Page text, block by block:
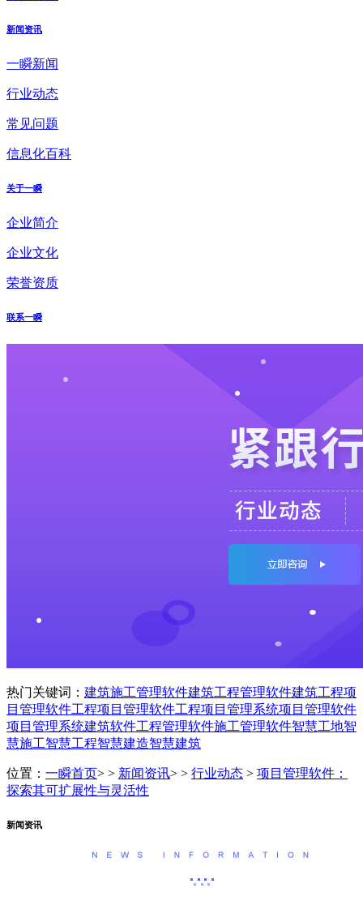
新闻资讯
一瞬新闻
行业动态
常见问题
信息化百科
关于一瞬
企业简介
企业文化
荣誉资质
联系一瞬
热门关键词： 建筑施工管理软件建筑工程管理软件建筑工程项
目管理软件工程项目管理软件工程项目管理系统项目管理软件
项目管理系统建筑软件工程管理软件施工管理软件智慧工地智
慧施工智慧工程智慧建造智慧建筑
位置： 一瞬首页> > 新闻资讯> > 行业动态 > 项目管理软件：
探索其可扩展性与灵活性
新闻资讯